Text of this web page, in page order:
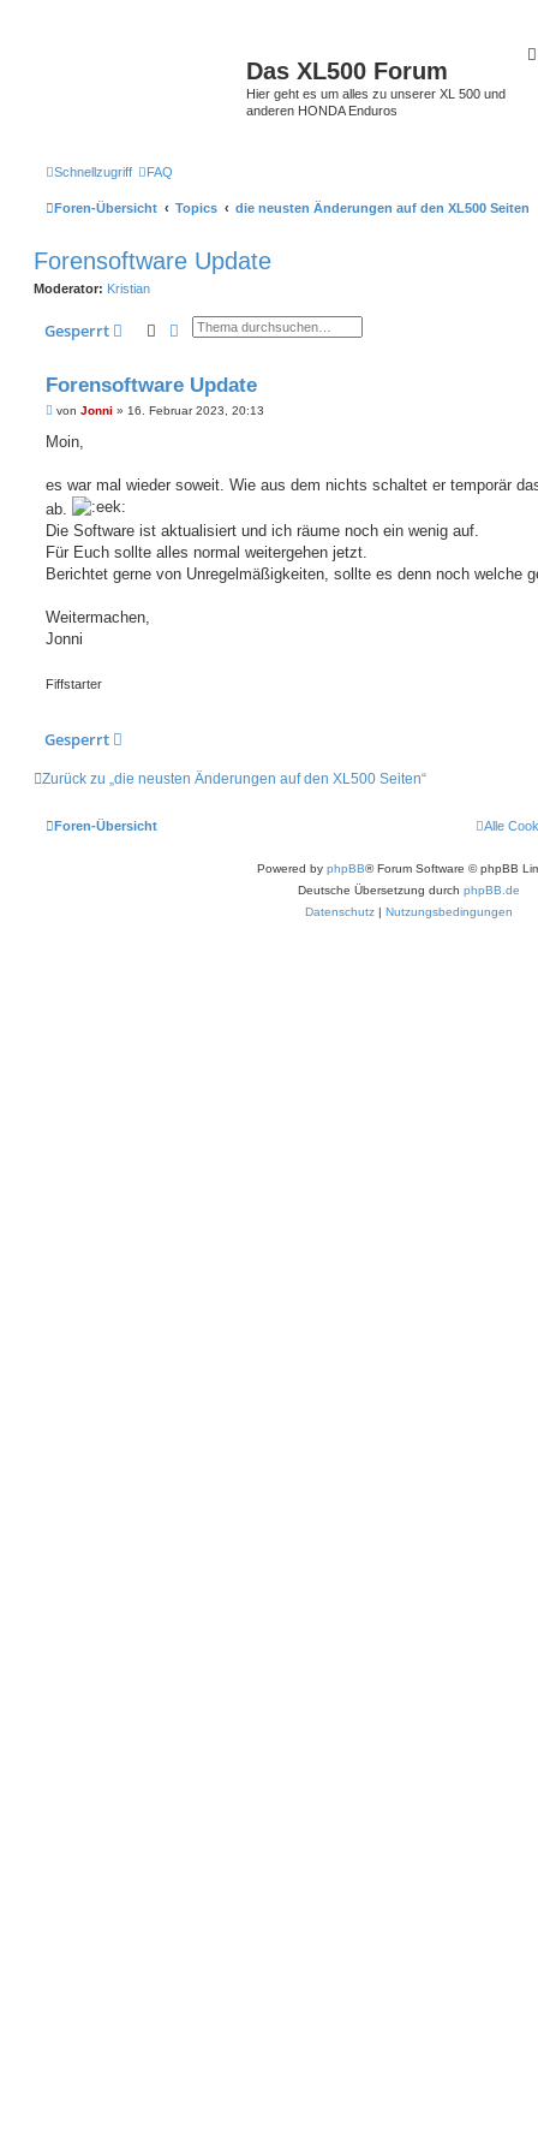
Das XL500 Forum
Hier geht es um alles zu unserer XL 500 und
anderen HONDA Enduros
Schnellzugriff FAQ
Foren-Übersicht Topics die neusten Änderungen auf den XL500 Seiten
Forensoftware Update
Moderator: Kristian
Gesperrt SucheErweiterte Suche
Forensoftware Update
B
i
a
von Jonni » 16. Februar 2023, 20:13
Moin,
es war mal wieder soweit. Wie aus dem nichts schaltet er temporär
ab.
Die Software ist aktualisiert und ich räume noch ein wenig auf.
Für Euch sollte alles normal weitergehen jetzt.
Berichtet gerne von Unregelmäßigkeiten, sollte es denn noch welche
Weitermachen,
Jonni
Fiffstarter
Gesperrt
Zurück zu „die neusten Änderungen auf den XL500 Seiten“
Foren-Übersicht Alle
Powered by phpBB® Forum Software © phpBB
Deutsche Übersetzung durch phpBB.de
Datenschutz | Nutzungsbedingungen